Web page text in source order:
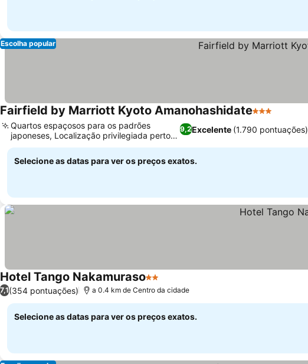
Escolha popular
Fairfield by Marriott Kyoto Amanohashidate3 Estrelas
9,2Excelente (1.790 pontuações)
Quartos espaçosos para os padrões
japoneses, Localização privilegiada perto
de atrações locais
Selecione as datas para ver os preços exatos.
Hotel Tango Nakamuraso2 Estrelas
7,1(354 pontuações) a 0.4 km de Centro da cidade
Selecione as datas para ver os preços exatos.